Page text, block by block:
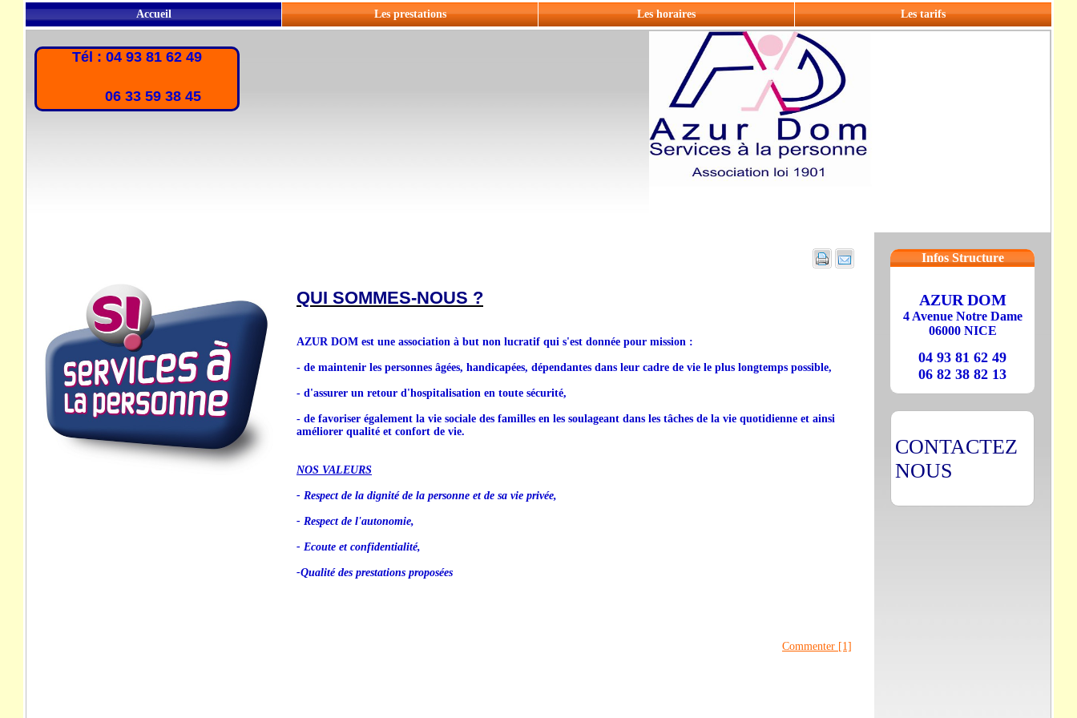
Accueil Les prestations Les horaires Les tarifs
Tél : 04 93 81 62 49
06 33 59 38 45
QUI SOMMES-NOUS ?
AZUR DOM est une association à but non lucratif qui s'est donnée pour mission :
- de maintenir les personnes âgées, handicapées, dépendantes dans leur cadre de vie le plus longtemps possible,
- d'assurer un retour d'hospitalisation en toute sécurité,
- de favoriser également la vie sociale des familles en les soulageant dans les tâches de la vie quotidienne et ainsi
améliorer qualité et confort de vie.
NOS VALEURS
- Respect de la dignité de la personne et de sa vie privée,
- Respect de l'autonomie,
- Ecoute et confidentialité,
-Qualité des prestations proposées
Commenter [1]
Infos Structure
AZUR DOM
4 Avenue Notre Dame
06000 NICE
04 93 81 62 49
06 82 38 82 13
CONTACTEZ
NOUS